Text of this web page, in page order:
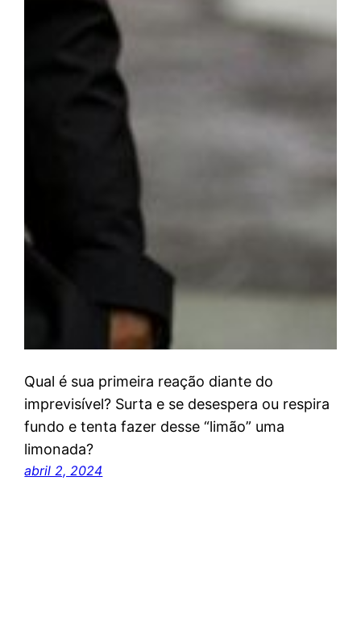
Qual é sua primeira reação diante do
imprevisível? Surta e se desespera ou respira
fundo e tenta fazer desse “limão” uma
limonada?
abril 2, 2024